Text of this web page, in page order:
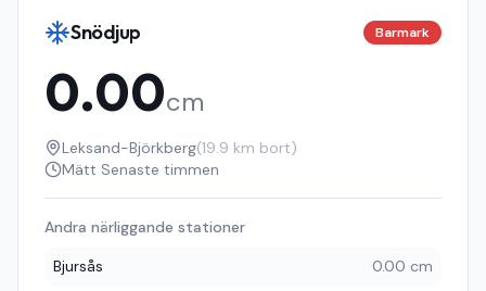
Snödjup Barmark
0.00cm
Leksand-Björkberg(19.9 km bort)
Mätt Senaste timmen
Andra närliggande stationer
Bjursås
0.00 cm